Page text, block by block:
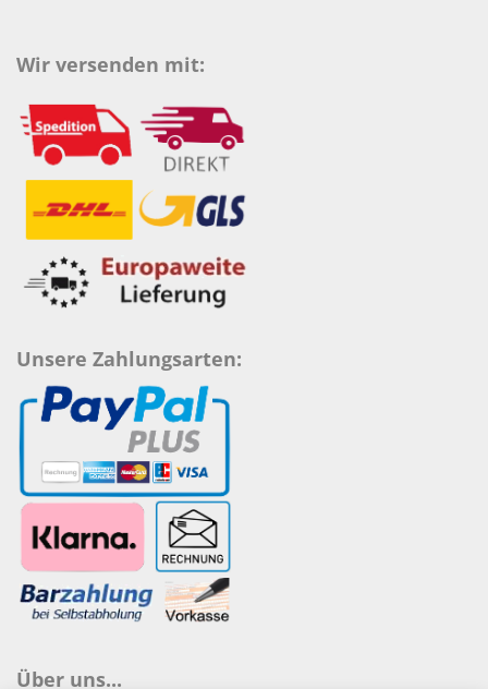
Wir versenden mit:
Unsere Zahlungsarten:
Über uns...